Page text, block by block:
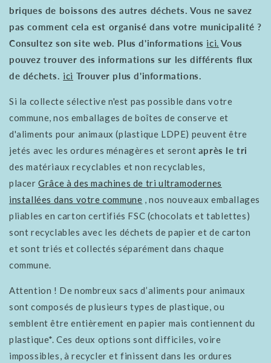
briques de boissons des autres déchets. Vous ne savez
pas comment cela est organisé dans votre municipalité ?
Consultez son site web. Plus d'informations ici. Vous
pouvez trouver des informations sur les différents flux
de déchets. ici Trouver plus d'informations.
Si la collecte sélective n'est pas possible dans votre
commune, nos emballages de boîtes de conserve et
d'aliments pour animaux (plastique LDPE) peuvent être
jetés avec les ordures ménagères et seront après le tri
des matériaux recyclables et non recyclables,
placer Grâce à des machines de tri ultramodernes
installées dans votre commune , nos nouveaux emballages
pliables en carton certifiés FSC (chocolats et tablettes)
sont recyclables avec les déchets de papier et de carton
et sont triés et collectés séparément dans chaque
commune.
Attention ! De nombreux sacs d’aliments pour animaux
sont composés de plusieurs types de plastique, ou
semblent être entièrement en papier mais contiennent du
plastique*. Ces deux options sont difficiles, voire
impossibles, à recycler et finissent dans les ordures